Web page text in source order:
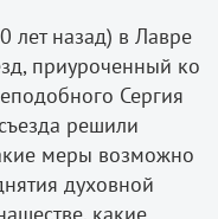
лет назад) в Лавре
приуроченный ко
Сергия
решили
меры возможно
духовной